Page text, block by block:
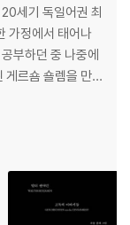
세기 독일어권 최
가정에서 태어나
부하던 중 나중에
게르숌 숄렘을 만난
만주의의 예술비
박사학위를 취득